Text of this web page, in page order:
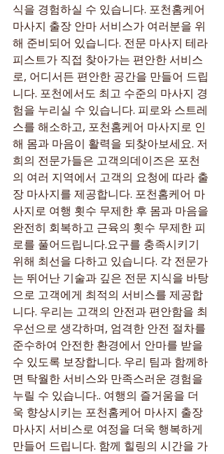
식을 경험하실 수 있습니다. 포천홈케어
마사지 출장 안마 서비스가 여러분을 위
해 준비되어 있습니다. 전문 마사지 테라
피스트가 직접 찾아가는 편안한 서비스
로, 어디서든 편안한 공간을 만들어 드립
니다. 포천에서도 최고 수준의 마사지 경
험을 누리실 수 있습니다. 피로와 스트레
스를 해소하고, 포천홈케어 마사지로 인
해 몸과 마음이 활력을 되찾아보세요. 저
희의 전문가들은 고객의데이즈은 포천
의 여러 지역에서 고객의 요청에 따라 출
장 마사지를 제공합니다. 포천홈케어 마
사지로 여행 횟수 무제한 후 몸과 마음을
완전히 회복하고 근육의 횟수 무제한 피
로를 풀어드립니다.요구를 충족시키기
위해 최선을 다하고 있습니다. 각 전문가
는 뛰어난 기술과 깊은 전문 지식을 바탕
으로 고객에게 최적의 서비스를 제공합
니다. 우리는 고객의 안전과 편안함을 최
우선으로 생각하며, 엄격한 안전 절차를
준수하여 안전한 환경에서 안마를 받을
수 있도록 보장합니다. 우리 팀과 함께하
면 탁월한 서비스와 만족스러운 경험을
누릴 수 있습니다.. 여행의 즐거움을 더
욱 향상시키는 포천홈케어 마사지 출장
마사지 서비스로 여정을 더욱 행복하게
만들어 드립니다. 함께 힐링의 시간을 가